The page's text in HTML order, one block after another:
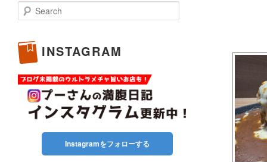
Search
INSTAGRAM
Instagramをフォローする